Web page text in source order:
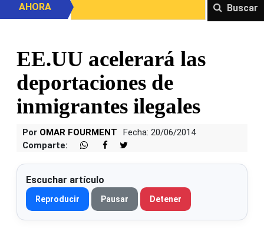
Buscar
AHORA
EE.UU acelerará las
deportaciones de
inmigrantes ilegales
Por OMAR FOURMENT
Fecha: 20/06/2014
Comparte:
Escuchar artículo
Reproducir Pausar Detener